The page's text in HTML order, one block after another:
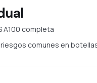
A100 completa
comunes en